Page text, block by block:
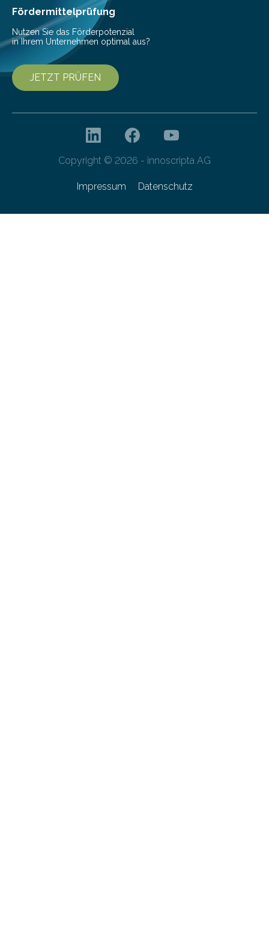
Fördermittelprüfung
Nutzen Sie das Förderpotenzial
in Ihrem Unternehmen optimal aus?
JETZT PRÜFEN
Copyright © 2026 - innoscripta AG
Impressum Datenschutz